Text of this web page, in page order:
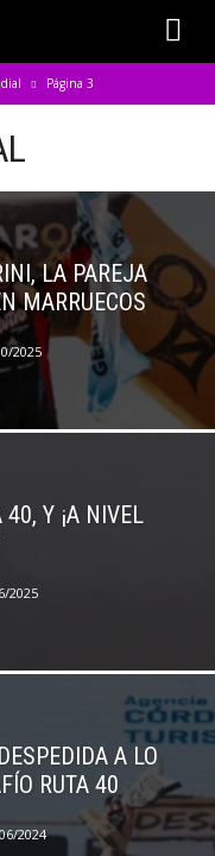
Página 3
LA PAREJA
MARRUECOS
2025
40, Y ¡A NIVEL
2025
A LO
RUTA 40
2024